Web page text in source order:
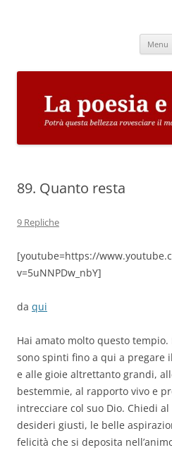
Menu
89. Quanto resta
9 Repliche
[youtube=https://
v=5uNNPDw_nbY]
da qui
Hai amato molto questo tempio.
sono spinti fino a qui a pregare
e alle gioie altrettanto grandi,
bestemmie, al rapporto vivo e
intrecciare col suo Dio. Chiedi
desideri giusti, le belle
felicità che si deposita